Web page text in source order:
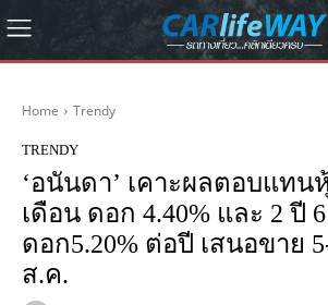
Home Trendy
TRENDY
‘อนันดา’ เคาะผลตอบแทน
เดือน ดอก 4.40% และ 2 ปี
ดอก5.20% ต่อปี เสนอขาย
ส.ค.